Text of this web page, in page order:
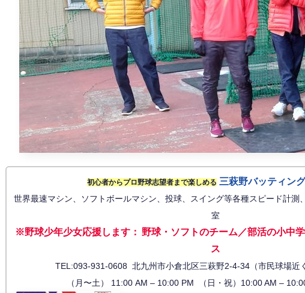
初心者からプロ野球志望者まで楽しめる 三萩野バッティン
世界最速マシン、ソフトボールマシン、投球、スイング等各種スピード計測
室
※野球少年少女応援します： 野球・ソフトのチーム／部活の小中
ス
TEL:093-931-0608 北九州市小倉北区三萩野2-4-34（市民球場近
（月〜土） 11:00 AM – 10:00 PM （日・祝）10:00 AM –